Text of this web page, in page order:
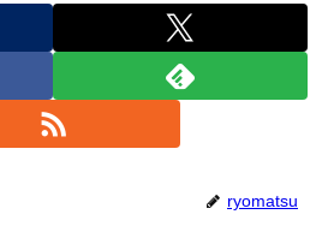
ryomatsu